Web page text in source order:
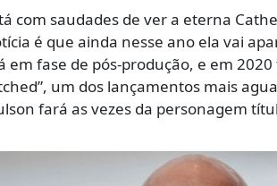
com saudades de ver a eterna
é que ainda nesse ano ela vai
em fase de pós-produção, e em
um dos lançamentos mais
fará as vezes da personagem